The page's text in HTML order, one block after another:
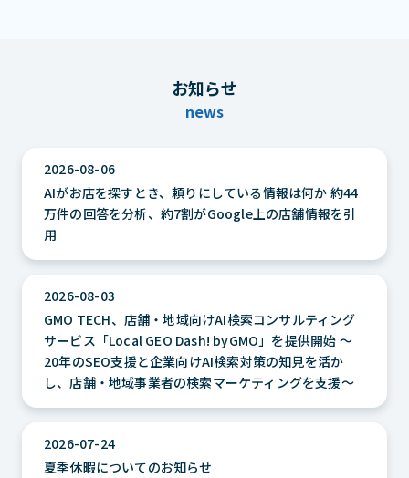
お知らせ
news
2026-08-06
AIがお店を探すとき、頼りにしている情報は何か 約44
万件の回答を分析、約7割がGoogle上の店舗情報を引
用
2026-08-03
GMO TECH、店舗・地域向けAI検索コンサルティング
サービス「Local GEO Dash! byGMO」を提供開始 ～
20年のSEO支援と企業向けAI検索対策の知見を活か
し、店舗・地域事業者の検索マーケティングを支援～
2026-07-24
夏季休暇についてのお知らせ